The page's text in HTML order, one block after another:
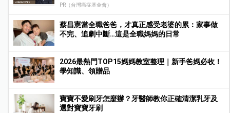
PR（台灣癌症基金會）
蔡昌憲當全職爸爸，才真正感受老婆的累：家事做
不完、追劇中斷…這是全職媽媽的日常
2026最熱門TOP15媽媽教室整理｜新手爸媽必收！
學知識、領贈品
寶寶不愛刷牙怎麼辦？牙醫師教你正確清潔乳牙及
選對寶寶牙刷